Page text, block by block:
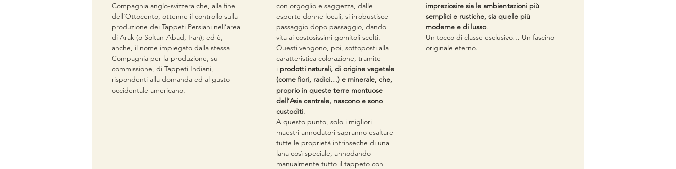
Compagnia anglo-svizzera che, alla fine
dell’Ottocento, ottenne il controllo sulla
produzione dei Tappeti Persiani nell’area
di Arak (o Soltan-Abad, Iran); ed è,
anche, il nome impiegato dalla stessa
Compagnia per la produzione, su
commissione, di Tappeti Indiani,
rispondenti alla domanda ed al gusto
occidentale americano.
con orgoglio e saggezza, dalle
esperte donne locali, si irrobustisce
passaggio dopo passaggio, dando
vita ai costosissimi gomitoli scelti.
Questi vengono, poi, sottoposti alla
caratteristica colorazione, tramite
i prodotti naturali, di origine vegetale
(come fiori, radici…) e minerale, che,
proprio in queste terre montuose
dell’Asia centrale, nascono e sono
custoditi.
A questo punto, solo i migliori
maestri annodatori sapranno esaltare
tutte le proprietà intrinseche di una
lana così speciale, annodando
manualmente tutto il tappeto con
impreziosire sia le ambientazioni più
semplici e rustiche, sia quelle più
moderne e di lusso.
Un tocco di classe esclusivo… Un fascino
originale eterno.